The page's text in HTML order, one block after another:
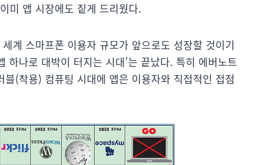
미 앱 시장에도 짙게 드리웠다.
계 스마프폰 이용자 규모가 앞으로도 성장할 것이기
하나로 대박이 터지는 시대’는 끝났다. 특히 에버노트
블(착용) 컴퓨팅 시대에 앱은 이용자와 직접적인 접점